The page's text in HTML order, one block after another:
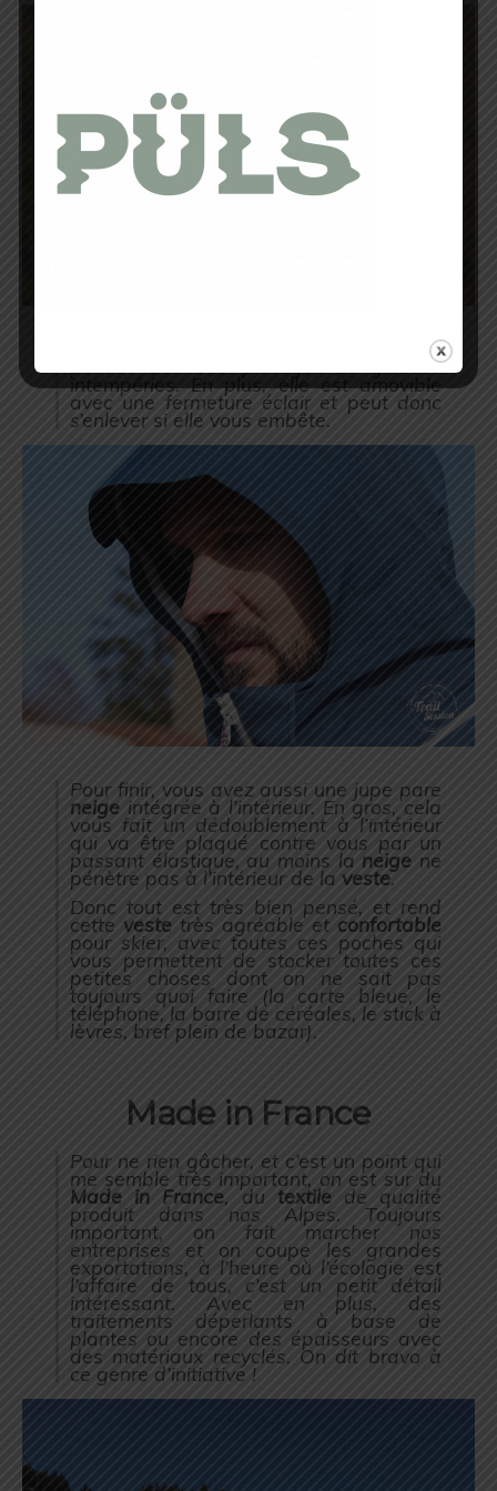
est aussi intéressante, et
permet de vous protéger de grosses
intempéries. En plus, elle est amovible
avec une fermeture éclair et peut donc
s’enlever si elle vous embête.
Pour finir, vous avez aussi une jupe pare
neige intégrée à l’intérieur. En gros, cela
vous fait un dédoublement à l’intérieur
qui va être plaqué contre vous par un
passant élastique, au moins la neige ne
pénètre pas à l’intérieur de la veste.
Donc tout est très bien pensé, et rend
cette veste très agréable et confortable
pour skier, avec toutes ces poches qui
vous permettent de stocker toutes ces
petites choses dont on ne sait pas
toujours quoi faire (la carte bleue, le
téléphone, la barre de céréales, le stick à
lèvres, bref plein de bazar).
Made in France
Pour ne rien gâcher, et c’est un point qui
me semble très important, on est sur du
Made in France, du textilede qualité
produit dans nos Alpes. Toujours
important, on fait marcher nos
entreprises et on coupe les grandes
exportations, à l’heure où l’écologie est
l’affaire de tous, c’est un petit détail
intéressant. Avec en plus, des
traitements déperlants à base de
plantes ou encore des épaisseurs avec
des matériaux recyclés. On dit bravo à
ce genre d’initiative !